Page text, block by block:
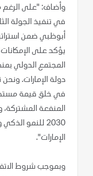
وأضاف: "على الرغم
في تنفيذ الجولة
أبوظبي ضمن
يؤكد على
المجتمع الدولي
دولة الإمارات. ونحن
في خلق قيمة
المنفعة المشتركة،
2030 للنمو
الإمارات".
وبموجب شروط